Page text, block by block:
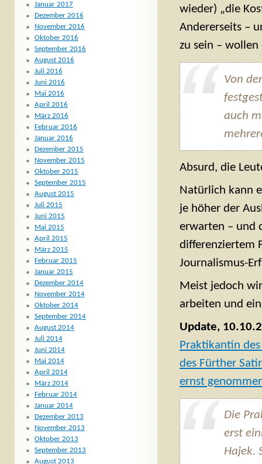
wieder) „die
Andererseits –
zu sein –
Von
auch
Absurd, die
Natürlich kann
je höher der
erwarten – und
differenziertem
Journalismus-
Meist jedoch
arbeiten und
Update,
Praktikantin
des Fürther
ernst
Die
erst
Hajek.
Januar 2017
Dezember 2016
November 2016
Oktober 2016
September 2016
August 2016
Juli 2016
Juni 2016
Mai 2016
April 2016
März 2016
Februar 2016
Januar 2016
Dezember 2015
November 2015
Oktober 2015
September 2015
August 2015
Juli 2015
Juni 2015
Mai 2015
April 2015
März 2015
Februar 2015
Januar 2015
Dezember 2014
November 2014
Oktober 2014
September 2014
August 2014
Juli 2014
Juni 2014
Mai 2014
April 2014
März 2014
Februar 2014
Januar 2014
Dezember 2013
November 2013
Oktober 2013
September 2013
August 2013